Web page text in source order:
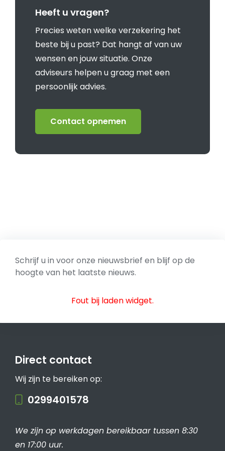
Heeft u vragen?
Precies weten welke verzekering het
beste bij u past? Dat hangt af van uw
wensen en jouw situatie. Onze
adviseurs helpen u graag met een
persoonlijk advies.
Contact opnemen
Schrijf u in voor onze nieuwsbrief en blijf op de
hoogte van het laatste nieuws.
Fout bij laden widget.
Direct contact
Wij zijn te bereiken op:
0299401578
We zijn op werkdagen bereikbaar tussen 8:30
en 17:00 uur.